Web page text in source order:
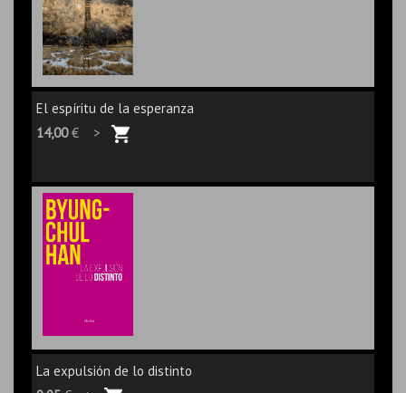
El espíritu de la esperanza
14,00€ >
La expulsión de lo distinto